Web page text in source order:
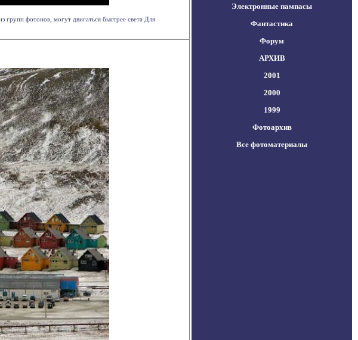
фотонов, могут двигаться быстрее света Для
Электронные пампасы
Фантастика
Форум
АРХИВ
2001
2000
1999
Фотоархив
Все фотоматериалы